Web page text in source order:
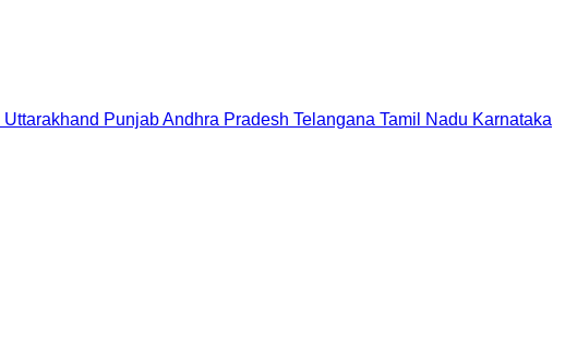
Uttarakhand PunjabAndhra Pradesh Telangana Tamil Nadu Karnataka